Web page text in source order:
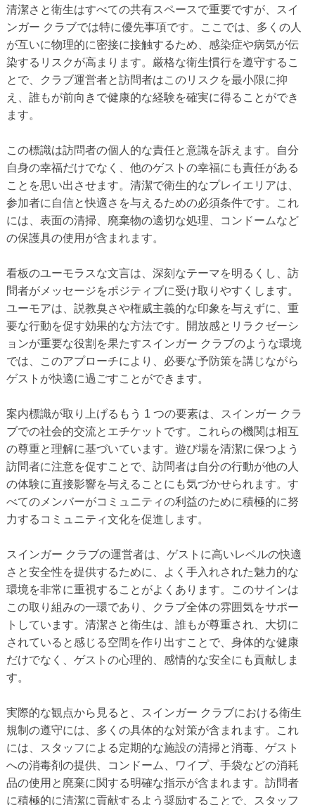
清潔さと衛生はすべての共有スペースで重要ですが、スイ
ンガー クラブでは特に優先事項です。ここでは、多くの人
が互いに物理的に密接に接触するため、感染症や病気が伝
染するリスクが高まります。厳格な衛生慣行を遵守するこ
とで、クラブ運営者と訪問者はこのリスクを最小限に抑
え、誰もが前向きで健康的な経験を確実に得ることができ
ます。
この標識は訪問者の個人的な責任と意識を訴えます。自分
自身の幸福だけでなく、他のゲストの幸福にも責任がある
ことを思い出させます。清潔で衛生的なプレイエリアは、
参加者に自信と快適さを与えるための必須条件です。これ
には、表面の清掃、廃棄物の適切な処理、コンドームなど
の保護具の使用が含まれます。
看板のユーモラスな文言は、深刻なテーマを明るくし、訪
問者がメッセージをポジティブに受け取りやすくします。
ユーモアは、説教臭さや権威主義的な印象を与えずに、重
要な行動を促す効果的な方法です。開放感とリラクゼーシ
ョンが重要な役割を果たすスインガー クラブのような環境
では、このアプローチにより、必要な予防策を講じながら
ゲストが快適に過ごすことができます。
案内標識が取り上げるもう 1 つの要素は、スインガー クラ
ブでの社会的交流とエチケットです。これらの機関は相互
の尊重と理解に基づいています。遊び場を清潔に保つよう
訪問者に注意を促すことで、訪問者は自分の行動が他の人
の体験に直接影響を与えることにも気づかせられます。す
べてのメンバーがコミュニティの利益のために積極的に努
力するコミュニティ文化を促進します。
スインガー クラブの運営者は、ゲストに高いレベルの快適
さと安全性を提供するために、よく手入れされた魅力的な
環境を非常に重視することがよくあります。このサインは
この取り組みの一環であり、クラブ全体の雰囲気をサポー
トしています。清潔さと衛生は、誰もが尊重され、大切に
されていると感じる空間を作り出すことで、身体的な健康
だけでなく、ゲストの心理的、感情的な安全にも貢献しま
す。
実際的な観点から見ると、スインガー クラブにおける衛生
規制の遵守には、多くの具体的な対策が含まれます。これ
には、スタッフによる定期的な施設の清掃と消毒、ゲスト
への消毒剤の提供、コンドーム、ワイプ、手袋などの消耗
品の使用と廃棄に関する明確な指示が含まれます。訪問者
に積極的に清潔に貢献するよう奨励することで、スタッフ